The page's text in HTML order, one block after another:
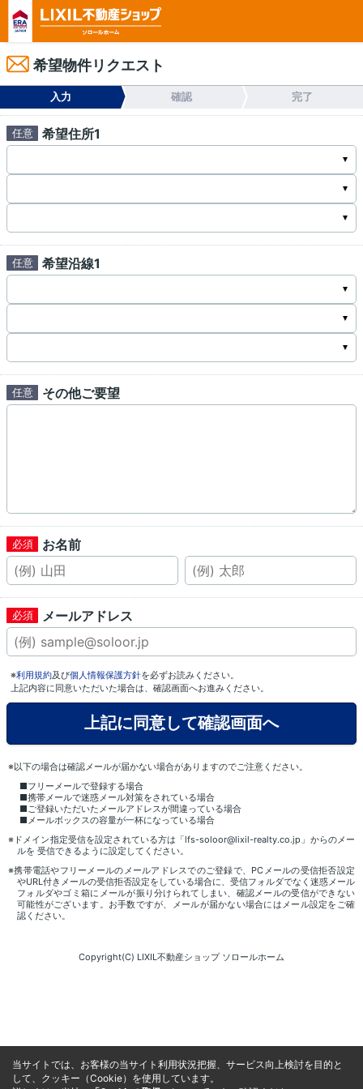
希望物件リクエスト
入力 確認 完了
希望住所1
希望沿線1
その他ご要望
お名前
メールアドレス
※利用規約及び個人情報保護方針を必ずお読みください。
上記内容に同意いただいた場合は、確認画面へお進みください。
※以下の場合は確認メールが届かない場合がありますのでご注意ください。
■フリーメールで登録する場合
■携帯メールで迷惑メール対策をされている場合
■ご登録いただいたメールアドレスが間違っている場合
■メールボックスの容量が一杯になっている場合
※ドメイン指定受信を設定されている方は「lfs-soloor@lixil-realty.co.jp」からのメー
ルを 受信できるように設定してください。
※携帯電話やフリーメールのメールアドレスでのご登録で、PCメールの受信拒否設定
やURL付きメールの受信拒否設定をしている場合に、受信フォルダでなく迷惑メール
フォルダやゴミ箱にメールが振り分けられてしまい、確認メールの受信ができない
可能性がございます。お手数ですが、メールが届かない場合にはメール設定をご確
認ください。
Copyright(C) LIXIL不動産ショップ ソロールホーム
当サイトでは、お客様の当サイト利用状況把握、サービス向上検討を目的と
して、クッキー（Cookie）を使用しています。